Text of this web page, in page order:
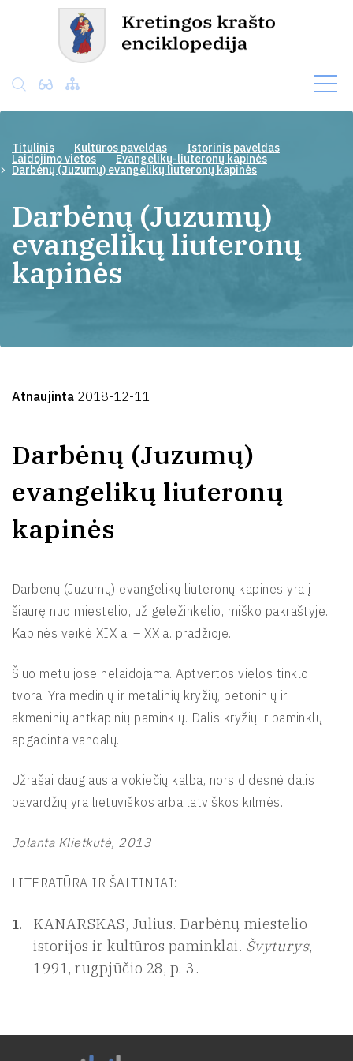
Titulinis Kultūros paveldas Istorinis paveldas
Laidojimo vietos Evangelikų-liuteronų kapinės
Darbėnų (Juzumų) evangelikų liuteronų kapinės
Darbėnų (Juzumų)
evangelikų liuteronų
kapinės
Atnaujinta 2018-12-11
Darbėnų (Juzumų)
evangelikų liuteronų
kapinės
Darbėnų (Juzumų) evangelikų liuteronų kapinės yra į
šiaurę nuo miestelio, už geležinkelio, miško pakraštyje.
Kapinės veikė XIX a. – XX a. pradžioje.
Šiuo metu jose nelaidojama. Aptvertos vielos tinklo
tvora. Yra medinių ir metalinių kryžių, betoninių ir
akmeninių antkapinių paminklų. Dalis kryžių ir paminklų
apgadinta vandalų.
Užrašai daugiausia vokiečių kalba, nors didesnė dalis
pavardžių yra lietuviškos arba latviškos kilmės.
Jolanta Klietkutė, 2013
LITERATŪRA IR ŠALTINIAI:
KANARSKAS, Julius. Darbėnų miestelio
istorijos ir kultūros paminklai. Švyturys,
1991, rugpjūčio 28, p. 3.